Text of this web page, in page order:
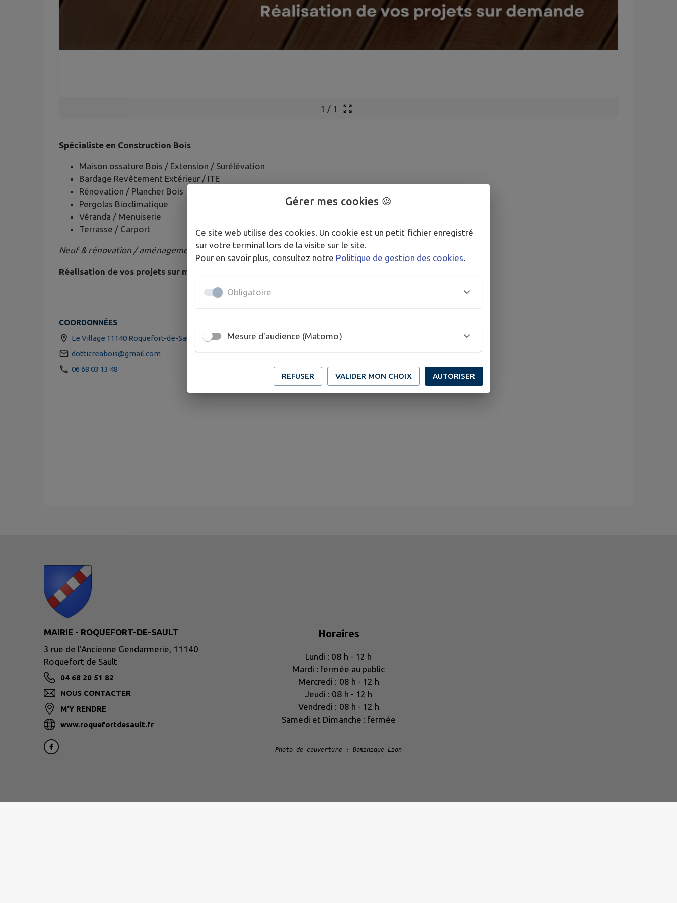
1 / 1
Spécialiste en Construction Bois
Maison ossature Bois / Extension / Surélévation
Bardage Revêtement Extérieur / ITE
Rénovation / Plancher Bois
Pergolas Bioclimatique
Véranda / Menuiserie
Terrasse / Carport
Neuf & rénovation / aménagements Extérieurs
Réalisation de vos projets sur mesure
COORDONNÉES
Le Village 11140 Roquefort-de-Sault
dotticreabois@gmail.com
06 68 03 13 48
MAIRIE - ROQUEFORT-DE-SAULT
3 rue de l'Ancienne Gendarmerie, 11140
Roquefort de Sault
04 68 20 51 82
NOUS CONTACTER
M'Y RENDRE
www.roquefortdesault.fr
Horaires
Lundi : 08 h - 12 h
Mardi : fermée au public
Mercredi : 08 h - 12 h
Jeudi : 08 h - 12 h
Vendredi : 08 h - 12 h
Samedi et Dimanche : fermée
Photo de couverture : Dominique Lion
Gérer mes cookies 🍪
Ce site web utilise des cookies. Un cookie est un petit fichier enregistré
sur votre terminal lors de la visite sur le site.
Pour en savoir plus, consultez notre Politique de gestion des cookies
Obligatoire
Mesure d'audience (Matomo)
REFUSER VALIDER MON CHOIX AUTORISER